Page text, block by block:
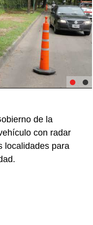
de la
con radar
localidades para